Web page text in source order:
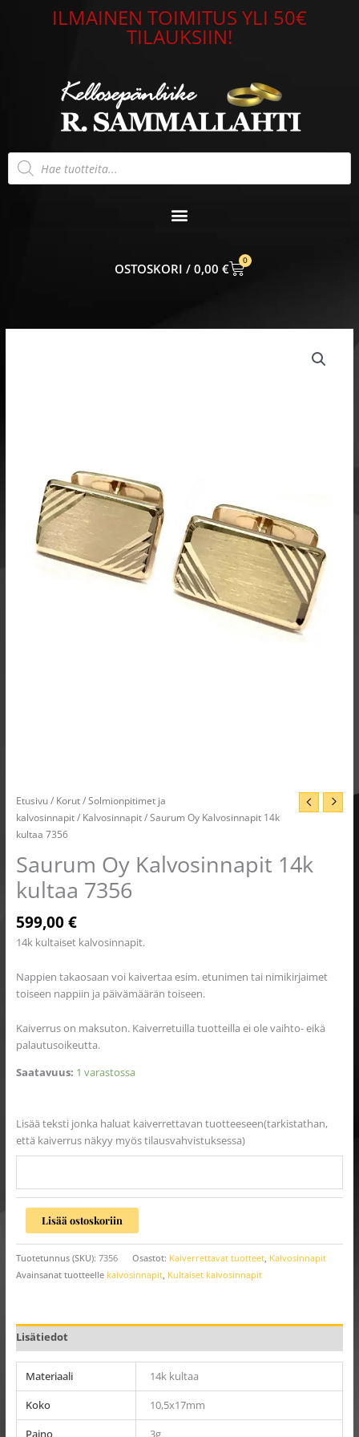
ILMAINEN TOIMITUS YLI 50€
TILAUKSIIN!
Products
search
0,00 €
0
CART
Etusivu/ Korut/Solmionpitimet ja
kalvosinnapit/ Kalvosinnapit/ Saurum Oy Kalvosinnapit 14k
kultaa 7356
Saurum Oy Kalvosinnapit 14k
kultaa 7356
599,00€
14k kultaiset kalvosinnapit.
Nappien takaosaan voi kaivertaa esim. etunimen tai nimikirjaimet
toiseen nappiin ja päivämäärän toiseen.
Kaiverrus on maksuton. Kaiverretuilla tuotteilla ei ole vaihto- eikä
palautusoikeutta.
Saatavuus: 1 varastossa
Lisää teksti jonka haluat kaiverrettavan tuotteeseen(tarkistathan,
että kaiverrus näkyy myös tilausvahvistuksessa)
Lisää ostoskoriin
Tuotetunnus (SKU): 7356 Osastot: Kaiverrettavat tuotteet, Kalvosinnapit
Avainsanat tuotteelle kalvosinnapit, Kultaiset kalvosinnapit
Lisätiedot
Materiaali
14k kultaa
Koko
10,5x17mm
Paino
3g